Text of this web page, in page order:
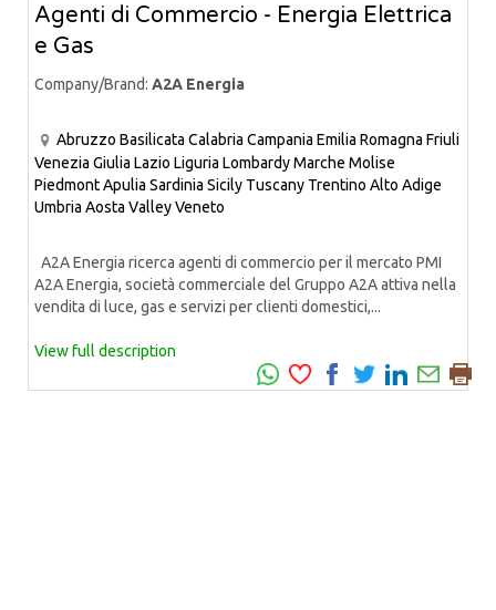
Agenti di Commercio - Energia Elettrica
e Gas
Company/Brand: A2A Energia
Abruzzo Basilicata Calabria Campania Emilia Romagna Friuli
Venezia Giulia Lazio Liguria LombardyMarche Molise
PiedmontApulia Sardinia Sicily Tuscany Trentino Alto Adige
Umbria Aosta ValleyVeneto
A2A Energia ricerca agenti di commercio per il mercato PMI
A2A Energia, società commerciale del Gruppo A2A attiva nella
vendita di luce, gas e servizi per clienti domestici,...
View full description